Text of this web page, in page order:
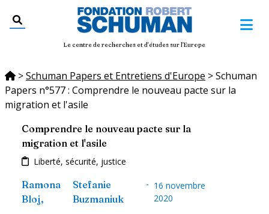
Le centre de recherches et d'études sur l'Europe
>Schuman Papers et Entretiens d'Europe >Schuman
Papers n°577 : Comprendre le nouveau pacte sur la
migration et l'asile
Comprendre le nouveau pacte sur la
migration et l'asile
Liberté, sécurité, justice
Ramona
Bloj,
Stefanie
Buzmaniuk
- 16 novembre
2020